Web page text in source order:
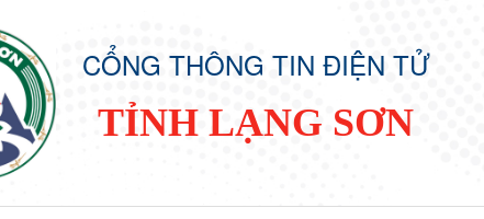
CỔNG THÔNG TIN ĐIỆN TỬ
TỈNH LẠNG SƠN